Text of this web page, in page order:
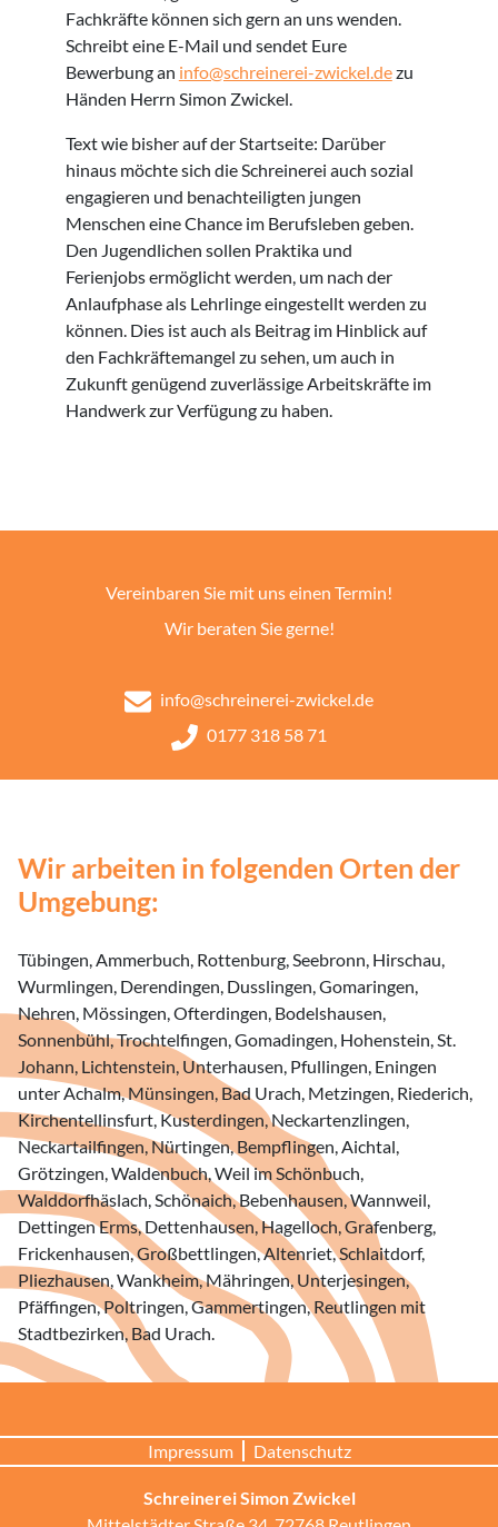
Fachkräfte können sich gern an uns wenden.
Schreibt eine E-Mail und sendet Eure
Bewerbung an info@schreinerei-zwickel.dezu
Händen Herrn Simon Zwickel.
Text wie bisher auf der Startseite: Darüber
hinaus möchte sich die Schreinerei auch sozial
engagieren und benachteiligten jungen
Menschen eine Chance im Berufsleben geben.
Den Jugendlichen sollen Praktika und
Ferienjobs ermöglicht werden, um nach der
Anlaufphase als Lehrlinge eingestellt werden zu
können. Dies ist auch als Beitrag im Hinblick auf
den Fachkräftemangel zu sehen, um auch in
Zukunft genügend zuverlässige Arbeitskräfte im
Handwerk zur Verfügung zu haben.
Vereinbaren Sie mit uns einen Termin!
Wir beraten Sie gerne!
info@schreinerei-zwickel.de
0177 318 58 71
Wir arbeiten in folgenden Orten der
Umgebung:
Tübingen, Ammerbuch, Rottenburg, Seebronn, Hirschau,
Wurmlingen, Derendingen, Dusslingen, Gomaringen,
Nehren, Mössingen, Ofterdingen, Bodelshausen,
Sonnenbühl, Trochtelfingen, Gomadingen, Hohenstein, St.
Johann, Lichtenstein, Unterhausen, Pfullingen, Eningen
unter Achalm, Münsingen, Bad Urach, Metzingen, Riederich,
Kirchentellinsfurt, Kusterdingen, Neckartenzlingen,
Neckartailfingen, Nürtingen, Bempflingen, Aichtal,
Grötzingen, Waldenbuch, Weil im Schönbuch,
Walddorfhäslach, Schönaich, Bebenhausen, Wannweil,
Dettingen Erms, Dettenhausen, Hagelloch, Grafenberg,
Frickenhausen, Großbettlingen, Altenriet, Schlaitdorf,
Pliezhausen, Wankheim, Mähringen, Unterjesingen,
Pfäffingen, Poltringen, Gammertingen, Reutlingen mit
Stadtbezirken, Bad Urach.
Impressum Datenschutz
Schreinerei Simon Zwickel